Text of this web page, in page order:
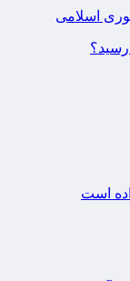
اسلامی
است